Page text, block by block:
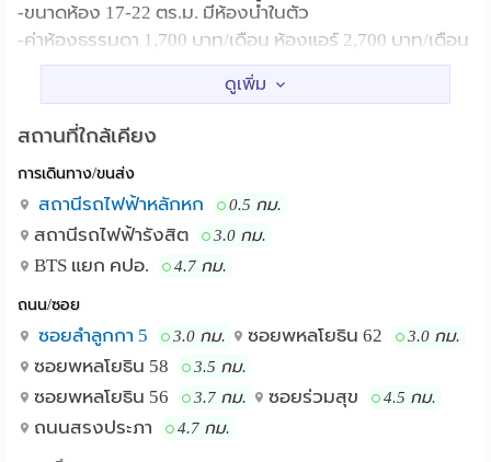
-ขนาดห้อง 17-22 ตร.ม. มีห้องน้ำในตัว
-ค่าห้องธรรมดา 1,700 บาท/เดือน ห้องแอร์ 2,700 บาท/เดือน
-ค่าไฟฟ้า 9 บาท/หน่วย ค่าน้ำ 30 บาท/หน่วย
-ค่าประกันห้อง 1 เดือน ล่วงหน้า 1 เดือน พร้อมอยู่
สิ่งอำนวยความสะดวก
ที่จอดรถมอเตอร์ไซค์, แม่บ้าน, คีย์การ์ด, กล้องวงจรปิด
พิกัด
https://goo.gl/maps/HgbYmtepNruiriGz9
สนใจเช่าห้องพักติดต่อ คุณเลี้ยง 092-853-3621, คุณวุฒิ
095-956-3945
-ทำเลดี ใกล้แหล่งงาน ตลาดสี่มุมเมือง ปากซอย
กำลังจะเปิด ไทวัสดุ สาขาวิภาวดีรังสิต -ใกล้เมืองเอก,
มหาวิทยาลัยรังสิต, มหาวิทยาลัยเทคโนโลยีราชมงคลธัญบุรี
สถานที่ใกล้เคียง
การเดินทาง/ขนส่ง
สถานีรถไฟฟ้าหลักหก 0.5 กม.
สถานีรถไฟฟ้ารังสิต 3.0 กม.
BTS แยก คปอ. 4.7 กม.
ถนน/ซอย
ซอยลําลูกกา 5 3.0 กม. ซอยพหลโยธิน 62 3.0 กม.
ซอยพหลโยธิน 58 3.5 กม.
ซอยพหลโยธิน 56 3.7 กม. ซอยร่วมสุข 4.5 กม.
ถนนสรงประภา 4.7 กม.